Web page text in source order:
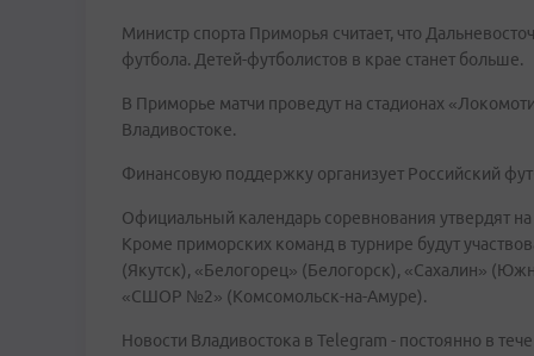
Министр спорта Приморья считает, что
футбола. Детей-футболистов в крае станет больше.
В Приморье матчи проведут на стадионах
Владивостоке.
Финансовую поддержку организует Российский
Официальный календарь соревнования утвердят
Кроме приморских команд в турнире будут
(Якутск), «Белогорец» (Белогорск), «Сахалин»
«СШОР №2» (Комсомольск-на-Амуре).
Новости Владивостока в Telegram - постоянно в